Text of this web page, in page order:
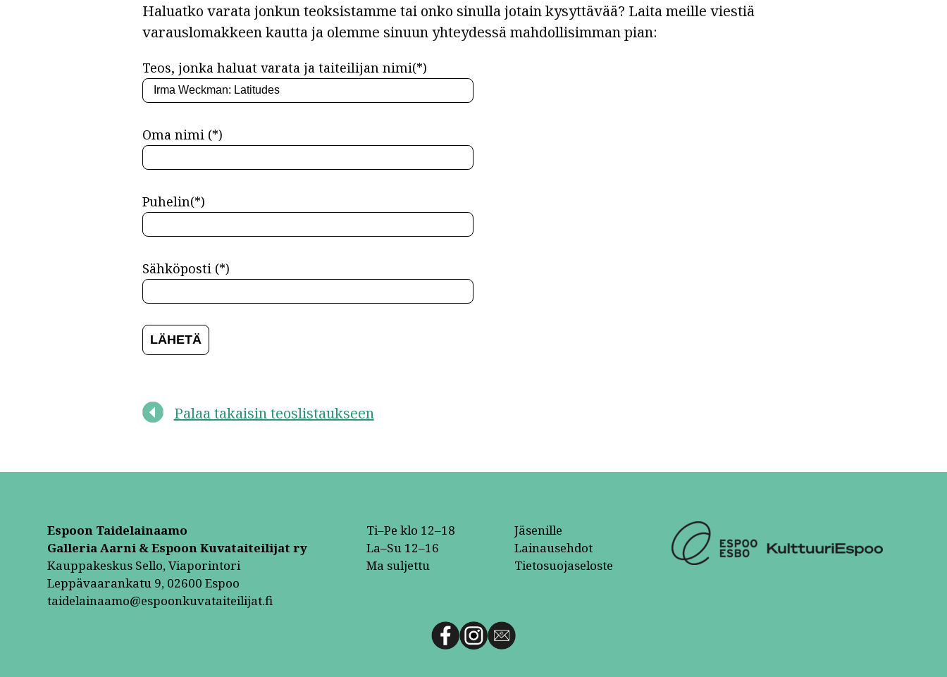
Haluatko varata jonkun teoksistamme tai onko sinulla jotain kysyttävää? Laita meille viestiä
varauslomakkeen kautta ja olemme sinuun yhteydessä mahdollisimman pian:
Teos, jonka haluat varata ja taiteilijan nimi(*)
Oma nimi (*)
Puhelin(*)
Sähköposti (*)
Palaa takaisin teoslistaukseen
Espoon Taidelainaamo
Galleria Aarni & Espoon Kuvataiteilijat ry
Kauppakeskus Sello, Viaporintori
Leppävaarankatu 9, 02600 Espoo
taidelainaamo@espoonkuvataiteilijat.fi
Ti–Pe klo 12–18
La–Su 12–16
Ma suljettu
Jäsenille
Lainausehdot
Tietosuojaseloste